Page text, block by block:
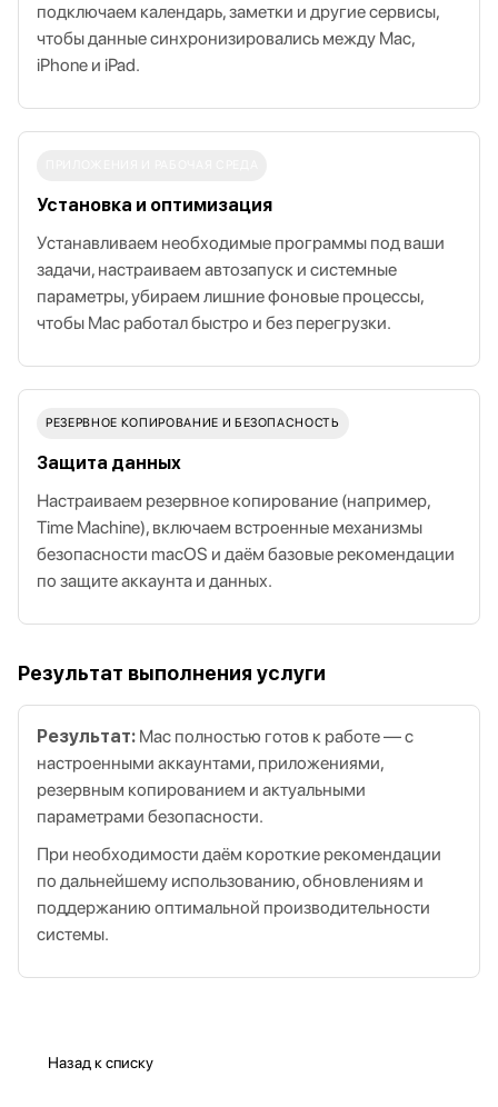
подключаем календарь, заметки и другие сервисы,
чтобы данные синхронизировались между Mac,
iPhone и iPad.
Установка и оптимизация
Устанавливаем необходимые программы под ваши
задачи, настраиваем автозапуск и системные
параметры, убираем лишние фоновые процессы,
чтобы Mac работал быстро и без перегрузки.
РЕЗЕРВНОЕ КОПИРОВАНИЕ И БЕЗОПАСНОСТЬ
Защита данных
Настраиваем резервное копирование (например,
Time Machine), включаем встроенные механизмы
безопасности macOS и даём базовые рекомендации
по защите аккаунта и данных.
Результат выполнения услуги
Результат: Mac полностью готов к работе — с
настроенными аккаунтами, приложениями,
резервным копированием и актуальными
параметрами безопасности.
При необходимости даём короткие рекомендации
по дальнейшему использованию, обновлениям и
поддержанию оптимальной производительности
системы.
Назад к списку